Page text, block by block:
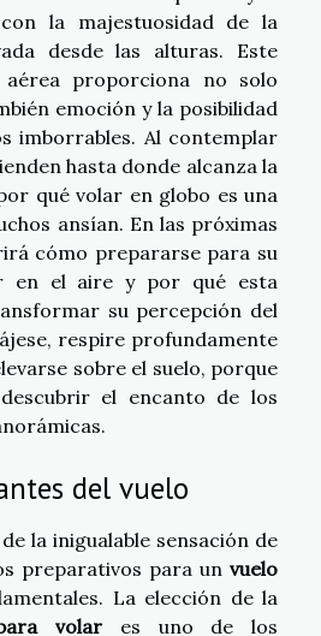
la majestuosidad de la
desde las alturas. Este
proporciona no solo
emoción y la posibilidad
imborrables. Al contemplar
hasta donde alcanza la
qué volar en globo es una
ansían. En las próximas
cómo prepararse para su
en el aire y por qué esta
su percepción del
respire profundamente
sobre el suelo, porque
el encanto de los
del vuelo
la inigualable sensación de
preparativos para un vuelo
La elección de la
volar es uno de los